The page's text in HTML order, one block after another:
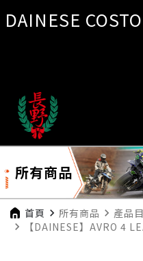
DAINESE
所有商品
首頁 navigate_next 所有商品 navigate_next 產品
navigate_next
【DAINESE】AVRO 4